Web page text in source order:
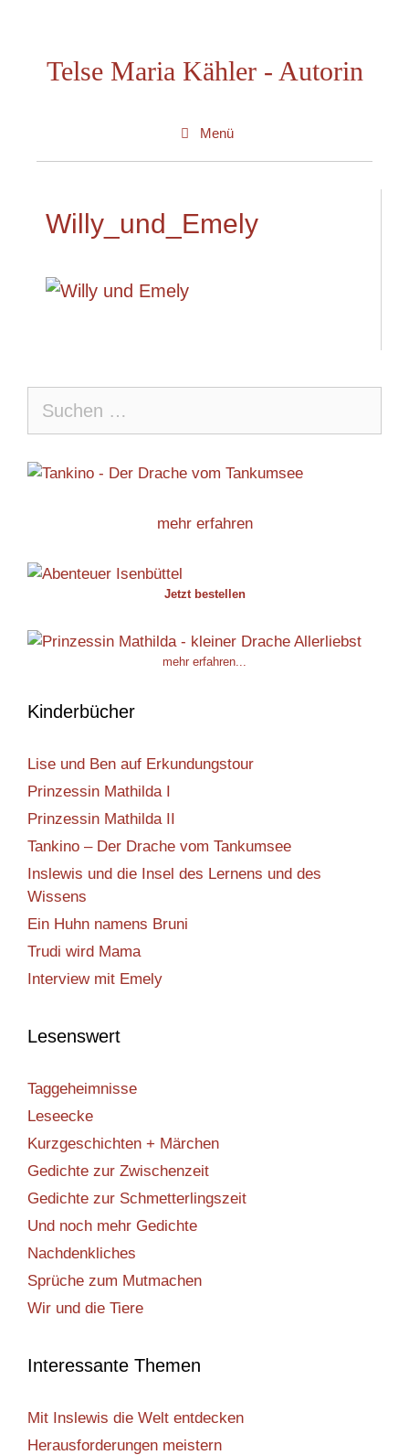
springenTelse Maria Kähler - Autorin
Menü
Willy_und_Emely
nach:
mehr erfahren
Jetzt bestellen
mehr erfahren...
Kinderbücher
Lise und Ben auf Erkundungstour
Prinzessin Mathilda I
Prinzessin Mathilda II
Tankino – Der Drache vom Tankumsee
Inslewis und die Insel des Lernens und des
Wissens
Ein Huhn namens Bruni
Trudi wird Mama
Interview mit Emely
Lesenswert
Taggeheimnisse
Leseecke
Kurzgeschichten + Märchen
Gedichte zur Zwischenzeit
Gedichte zur Schmetterlingszeit
Und noch mehr Gedichte
Nachdenkliches
Sprüche zum Mutmachen
Wir und die Tiere
Interessante Themen
Mit Inslewis die Welt entdecken
Herausforderungen meistern